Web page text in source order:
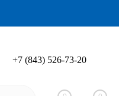
Вход
+7 (843) 526-73-20